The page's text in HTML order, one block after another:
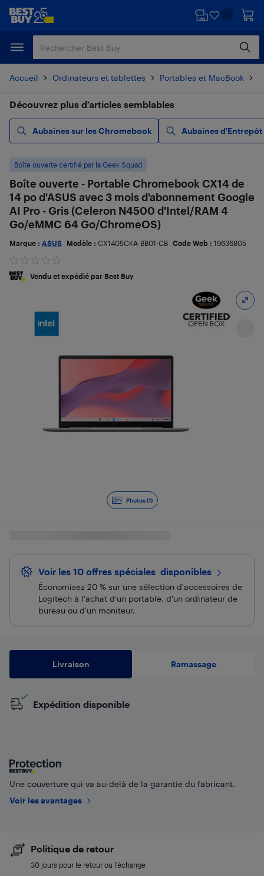
Passer
principal
Passer
Accueil Ordinateurs et tablettes Portables et MacBook
Découvrez plus d’articles semblables
Aubaines sur les Chromebook Aubaines
Photos (1)
Boîte ouverte certifié par la Geek Squad
Boîte ouverte - Portable Chromebook CX14 de
14 po d'ASUS avec 3 mois d'abonnement Google
AI Pro - Gris (Celeron N4500 d'Intel/RAM 4
Go/eMMC 64 Go/ChromeOS)
Marque : ASUS Modèle : CX1405CKA-BB01-CB Code Web : 19636805
Vendu et expédié par Best Buy
Voir les 10 offres spéciales disponibles
Économisez 20 % sur une sélection d'accessoires de
Logitech à l'achat d'un portable, d'un ordinateur de
bureau ou d'un moniteur.
Livraison Ramassage
Expédition disponible
Une couverture qui va au-delà de la garantie du fabricant.
Voir les avantages
Politique de retour
30 jours pour le retour ou l’échange